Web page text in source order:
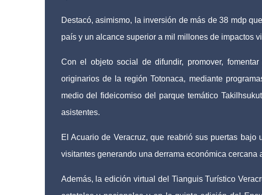
Destacó, asimismo, la inversión de más de 38 mdp
país y un alcance superior a mil millones de impactos
Con el objeto social de difundir, promover,
originarios de la región Totonaca, mediante
medio del fideicomiso del parque temático
asistentes.
El Acuario de Veracruz, que reabrió sus puertas
visitantes generando una derrama económica cercana
Además, la edición virtual del Tianguis Turístico